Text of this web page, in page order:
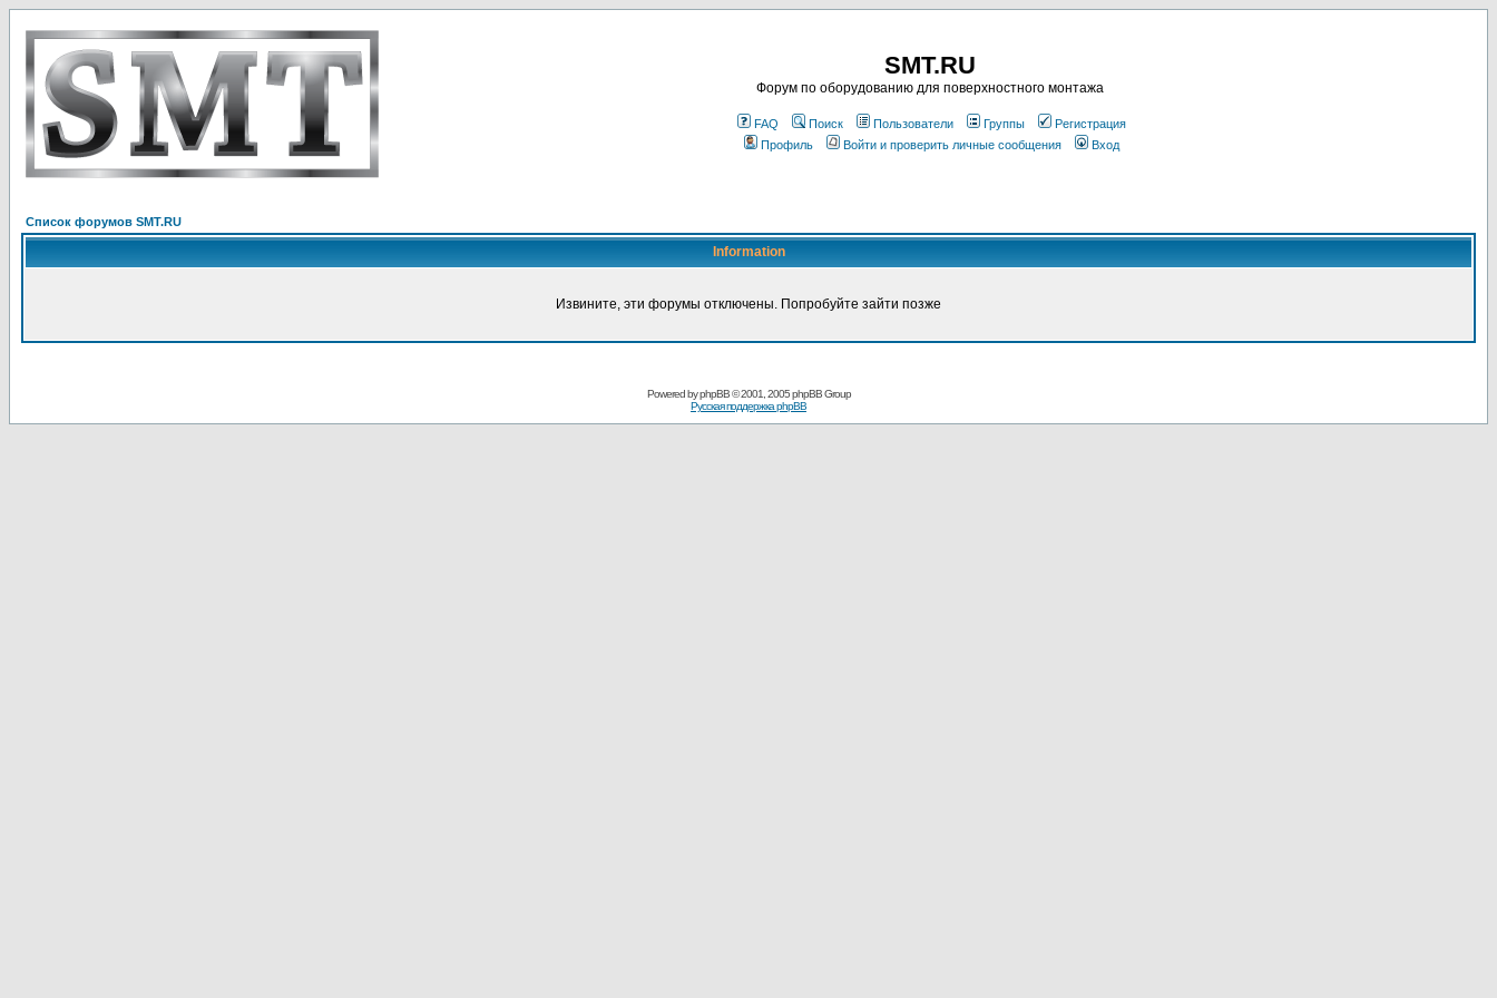
SMT.RU
Форум по оборудованию для поверхностного монтажа
FAQ Поиск Пользователи Группы
Регистрация
Профиль
Войти и проверить личные сообщения Вход
Список форумов SMT.RU
Information
Извините, эти форумы отключены. Попробуйте зайти позже
Powered byphpBB© 2001, 2005 phpBB Group
Русская поддержка phpBB